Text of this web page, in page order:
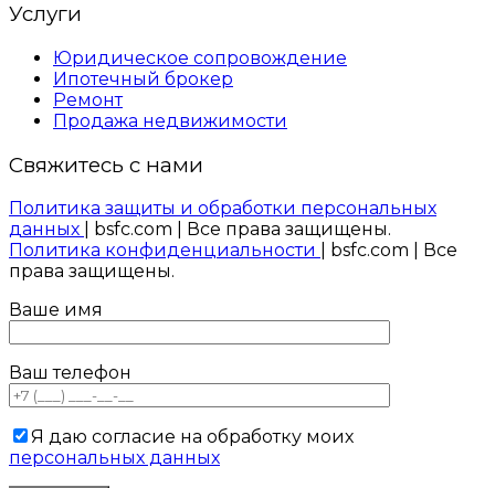
Услуги
Юридическое сопровождение
Ипотечный брокер
Ремонт
Продажа недвижимости
Свяжитесь с нами
Политика защиты и обработки персональных
данных
| bsfc.com | Все права защищены.
Политика конфиденциальности
| bsfc.com | Все
права защищены.
Ваше имя
Ваш телефон
Я даю согласие на обработку моих
персональных данных